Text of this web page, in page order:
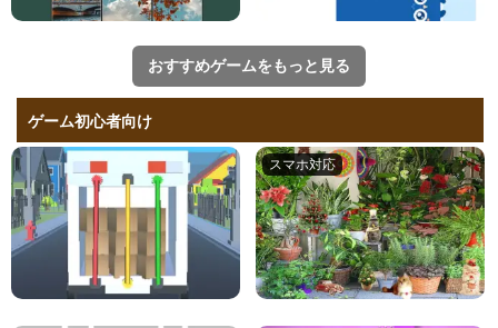
おすすめゲームをもっと見る
ゲーム初心者向け